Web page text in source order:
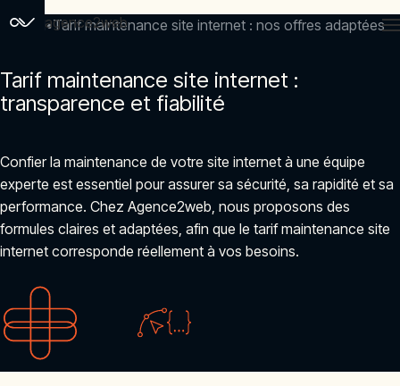
agence2web
Accueil Tarif maintenance site internet : nos offres adaptées
Tarif maintenance site internet :
transparence et fiabilité
Confier la maintenance de votre site internet à une équipe
experte est essentiel pour assurer sa sécurité, sa rapidité et sa
performance. Chez Agence2web, nous proposons des
formules claires et adaptées, afin que le tarif maintenance site
internet corresponde réellement à vos besoins.